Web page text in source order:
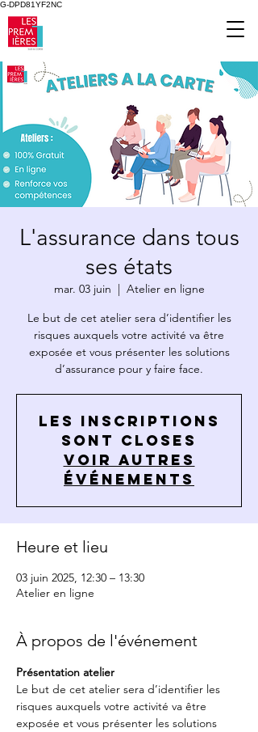
G-DPD81YF2NC
L'assurance dans tous
ses états
mar. 03 juin
  |
Atelier en ligne
Le but de cet atelier sera d’identifier les
risques auxquels votre activité va être
exposée et vous présenter les solutions
d’assurance pour y faire face.
Les inscriptions
sont closes
Voir autres
événements
Heure et lieu
03 juin 2025, 12:30 – 13:30
Atelier en ligne
À propos de l'événement
Présentation atelier
Le but de cet atelier sera d’identifier les
risques auxquels votre activité va être
exposée et vous présenter les solutions